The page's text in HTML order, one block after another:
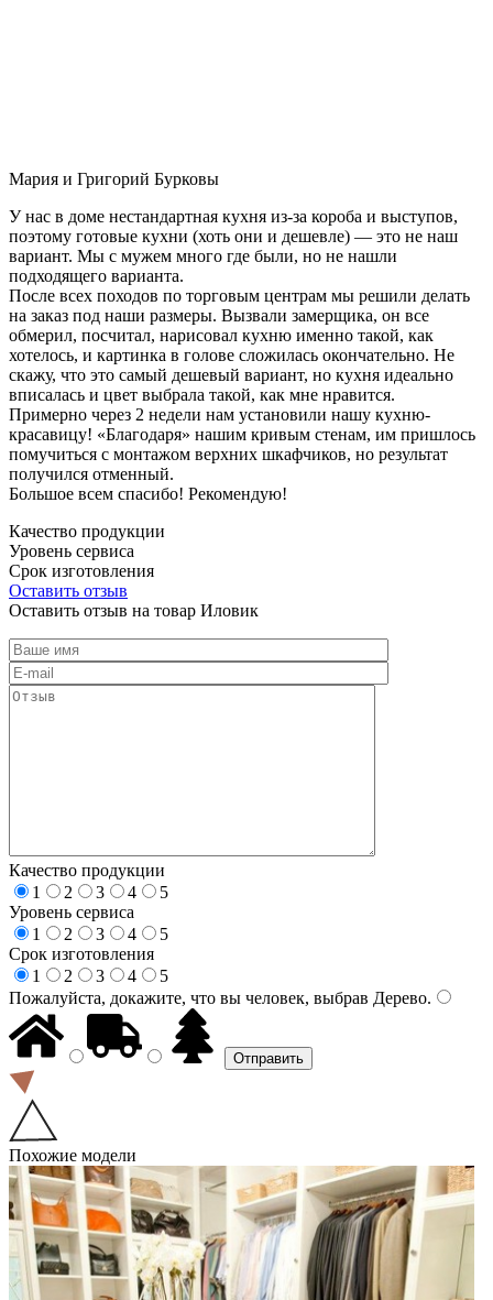
Мария и Григорий Бурковы
У нас в доме нестандартная кухня из-за короба и выступов,
поэтому готовые кухни (хоть они и дешевле) — это не наш
вариант. Мы с мужем много где были, но не нашли
подходящего варианта.
После всех походов по торговым центрам мы решили делать
на заказ под наши размеры. Вызвали замерщика, он все
обмерил, посчитал, нарисовал кухню именно такой, как
хотелось, и картинка в голове сложилась окончательно. Не
скажу, что это самый дешевый вариант, но кухня идеально
вписалась и цвет выбрала такой, как мне нравится.
Примерно через 2 недели нам установили нашу кухню-
красавицу! «Благодаря» нашим кривым стенам, им пришлось
помучиться с монтажом верхних шкафчиков, но результат
получился отменный.
Большое всем спасибо! Рекомендую!
Качество продукции
Уровень сервиса
Срок изготовления
Оставить отзыв
Оставить отзыв на товар Иловик
Качество продукции
1
2 3 4
5
Уровень сервиса
1
2 3 4
5
Срок изготовления
1
2 3 4
5
Пожалуйста, докажите, что вы человек, выбрав Дерево.
Похожие модели